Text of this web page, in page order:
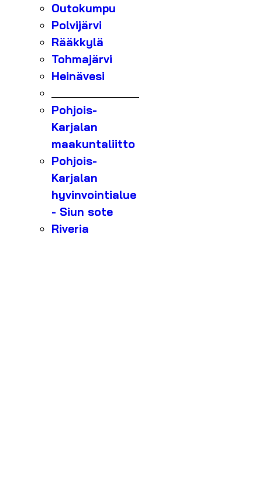
Outokumpu
Polvijärvi
Rääkkylä
Tohmajärvi
Heinävesi
Pohjois-
Karjalan
maakuntaliitto
Pohjois-
Karjalan
hyvinvointialue
- Siun sote
Riveria